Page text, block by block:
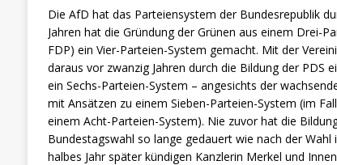
Die AfD hat das Parteiensystem der Bundesrepublik
Jahren hat die Gründung der Grünen aus einem Drei-
FDP) ein Vier-Parteien-System gemacht. Mit der
daraus vor zwanzig Jahren durch die Bildung der PDS
ein Sechs-Parteien-System – angesichts der
mit Ansätzen zu einem Sieben-Parteien-System (im
einem Acht-Parteien-System). Nie zuvor hat die
Bundestagswahl so lange gedauert wie nach der Wahl
halbes Jahr später kündigen Kanzlerin Merkel und